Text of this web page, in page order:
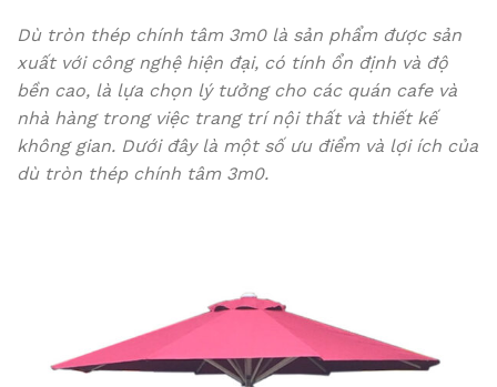
Dù tròn thép chính tâm 3m0 là sản phẩm được sản
xuất với công nghệ hiện đại, có tính ổn định và độ
bền cao, là lựa chọn lý tưởng cho các quán cafe và
nhà hàng trong việc trang trí nội thất và thiết kế
không gian. Dưới đây là một số ưu điểm và lợi ích của
dù tròn thép chính tâm 3m0.